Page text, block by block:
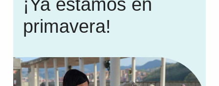
¡Ya estamos en
primavera!